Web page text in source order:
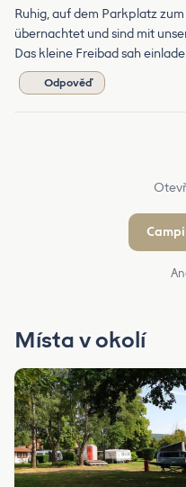
Ruhig, auf dem Parkplatz
übernachtet und sind mit
Das kleine Freibad sah
Odpověď
Místa v okolí